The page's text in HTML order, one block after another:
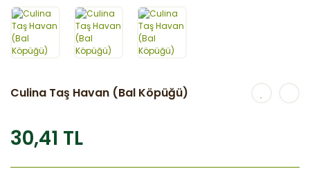
Culina Taş Havan (Bal Köpüğü)
30,41 TL